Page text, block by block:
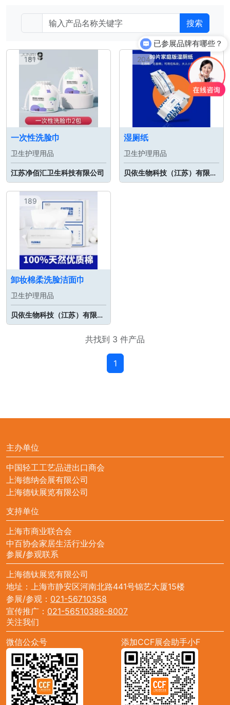
搜索
181
一次性洗脸巾
卫生护理用品
江苏净佰汇卫生科技有限公司
204
湿厕纸
卫生护理用品
贝依生物科技（江苏）有限公司
189
卸妆棉柔洗脸洁面巾
卫生护理用品
贝依生物科技（江苏）有限公司
共找到 3 件产品
1
主办单位
中国轻工工艺品进出口商会
上海德纳会展有限公司
上海德钛展览有限公司
支持单位
上海市商业联合会
中百协会家居生活行业分会
参展/参观联系
上海德钛展览有限公司
地址：上海市静安区河南北路441号锦艺大厦15楼
参展/参观： 021-56710358
宣传推广： 021-56510386-8007
关注我们
微信公众号
添加CCF展会助手小F
已参展品牌有哪些？